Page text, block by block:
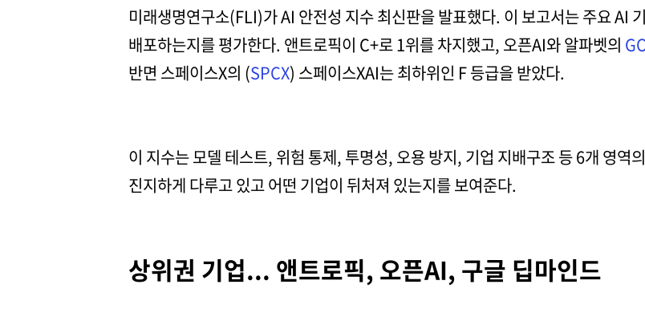
미래생명연구소(FLI)가 AI 안전성 지수 최신판을 발표했다. 이 보고서는 주요 AI
배포하는지를 평가한다. 앤트로픽이 C+로 1위를 차지했고, 오픈AI와 알파벳의
반면 스페이스X의 (SPCX) 스페이스XAI는 최하위인 F 등급을 받았다.
이 지수는 모델 테스트, 위험 통제, 투명성, 오용 방지, 기업 지배구조 등 6개 영역
진지하게 다루고 있고 어떤 기업이 뒤처져 있는지를 보여준다.
상위권 기업... 앤트로픽, 오픈AI, 구글 딥마인드